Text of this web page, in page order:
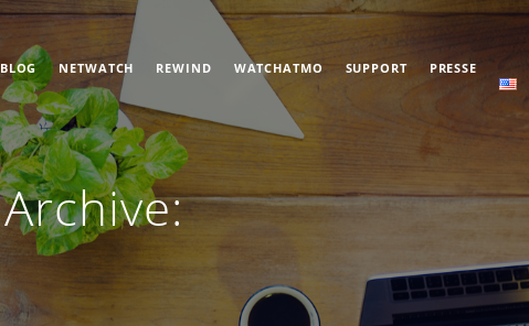
BLOG NETWATCH REWIND WATCHATMO SUPPORT PRESSE
Archive: